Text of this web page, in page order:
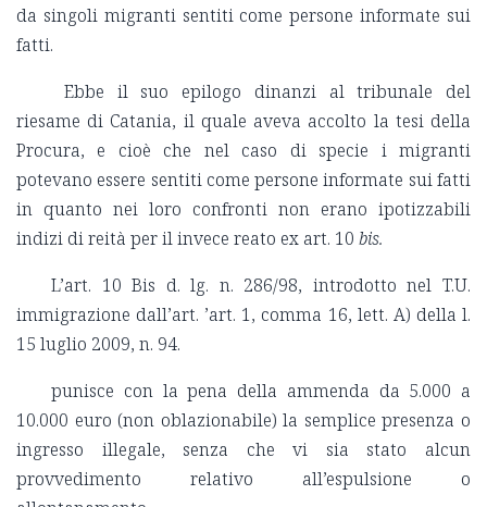
da singoli migranti sentiti come persone informate sui
fatti.
Ebbe il suo epilogo dinanzi al tribunale del
riesame di Catania, il quale aveva accolto la tesi della
Procura, e cioè che nel caso di specie i migranti
potevano essere sentiti come persone informate sui fatti
in quanto nei loro confronti non erano ipotizzabili
indizi di reità per il invece reato ex art. 10 bis.
L’art. 10 Bis d. lg. n. 286/98, introdotto nel T.U.
immigrazione dall’art. ’art. 1, comma 16, lett. A) della l.
15 luglio 2009, n. 94.
punisce con la pena della ammenda da 5.000 a
10.000 euro (non oblazionabile) la semplice presenza o
ingresso illegale, senza che vi sia stato alcun
provvedimento relativo all’espulsione o